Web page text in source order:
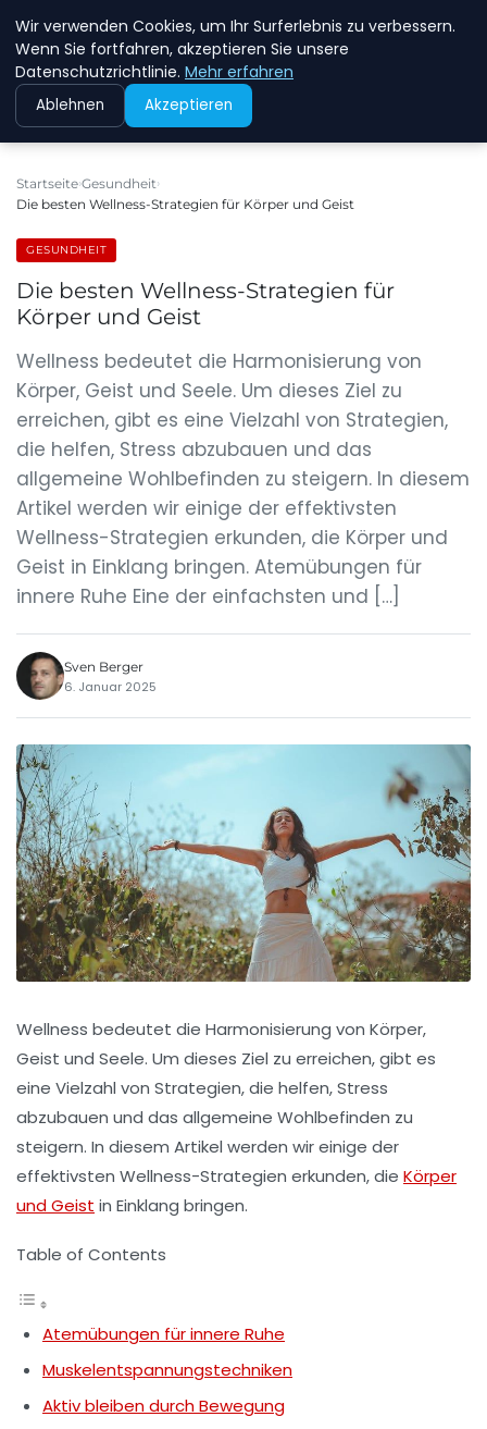
NEW ENERGY JOBS
Startseite Gesundheit
Die besten Wellness-Strategien für Körper und Geist
GESUNDHEIT
Die besten Wellness-Strategien für
Körper und Geist
Wellness bedeutet die Harmonisierung von
Körper, Geist und Seele. Um dieses Ziel zu
erreichen, gibt es eine Vielzahl von Strategien,
die helfen, Stress abzubauen und das
allgemeine Wohlbefinden zu steigern. In diesem
Artikel werden wir einige der effektivsten
Wellness-Strategien erkunden, die Körper und
Geist in Einklang bringen. Atemübungen für
innere Ruhe Eine der einfachsten und […]
Sven Berger
6. Januar 2025
Wellness bedeutet die Harmonisierung von Körper,
Geist und Seele. Um dieses Ziel zu erreichen, gibt es
eine Vielzahl von Strategien, die helfen, Stress
abzubauen und das allgemeine Wohlbefinden zu
steigern. In diesem Artikel werden wir einige der
effektivsten Wellness-Strategien erkunden, die Körper
und Geist in Einklang bringen.
Table of Contents
Atemübungen für innere Ruhe
Muskelentspannungstechniken
Aktiv bleiben durch Bewegung
Wir verwenden Cookies, um Ihr Surferlebnis zu verbessern.
Wenn Sie fortfahren, akzeptieren Sie unsere
Datenschutzrichtlinie. Mehr erfahren
Ablehnen Akzeptieren